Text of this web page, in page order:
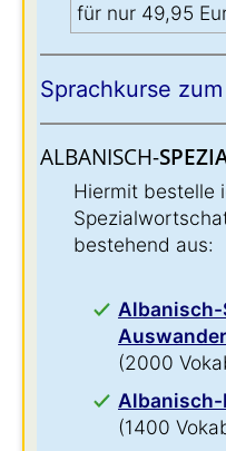
für nur 49,95
Sprachkurse
ALBANISCH-
Hiermit bestelle
bestehend aus:
(2000
(1400